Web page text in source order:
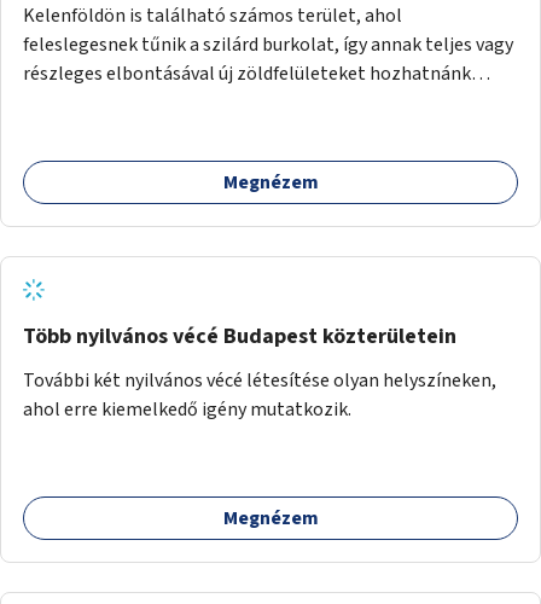
Kelenföldön is található számos terület, ahol
feleslegesnek tűnik a szilárd burkolat, így annak teljes vagy
részleges elbontásával új zöldfelületeket hozhatnánk
aszfaltos területek.
Megnézem
Több nyilvános vécé Budapest közterületein
További két nyilvános vécé létesítése olyan helyszíneken,
ahol erre kiemelkedő igény mutatkozik.
Megnézem